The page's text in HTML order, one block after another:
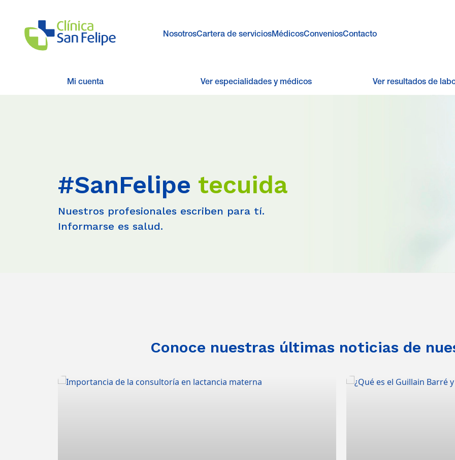
NosotrosCartera de serviciosMédicosConveniosContacto
Mi cuenta Ver especialidades y médicos Ver resultados de
#SanFelipe tecuida
Nuestros profesionales escriben para tí.
Informarse es salud.
Conoce nuestras últimas noticias de